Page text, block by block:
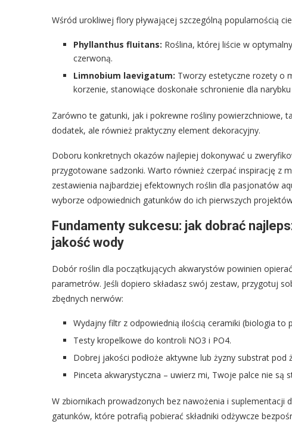
Wśród urokliwej flory pływającej szczególną popularnością
Phyllanthus fluitans: Roślina, której liście w
czerwoną.
Limnobium laevigatum: Tworzy estetyczne rozety o
korzenie, stanowiące doskonałe schronienie dla narybku
Zarówno te gatunki, jak i pokrewne rośliny powierzchniowe,
dodatek, ale również praktyczny element dekoracyjny.
Doboru konkretnych okazów najlepiej dokonywać u
przygotowane sadzonki. Warto również czerpać inspirację z
zestawienia najbardziej efektownych roślin dla pasjonatów
wyborze odpowiednich gatunków do ich pierwszych
Fundamenty sukcesu: jak dobrać
jakość wody
Dobór roślin dla początkujących akwarystów powinien
parametrów. Jeśli dopiero składasz swój zestaw, przygotuj
zbędnych nerwów:
Wydajny filtr z odpowiednią ilością ceramiki (biologia to
Testy kropelkowe do kontroli NO3 i PO4.
Dobrej jakości podłoże aktywne lub żyzny substrat pod
Pinceta akwarystyczna – uwierz mi, Twoje palce nie są
W zbiornikach prowadzonych bez nawożenia i suplementacji
gatunków, które potrafią pobierać składniki odżywcze